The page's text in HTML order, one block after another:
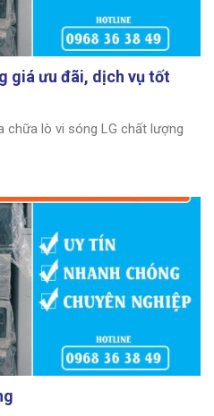
giá ưu đãi, dịch vụ tốt
chữa lò vi sóng LG chất lượng